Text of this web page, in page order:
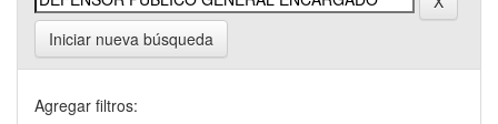
Iniciar nueva búsqueda
Agregar filtros: